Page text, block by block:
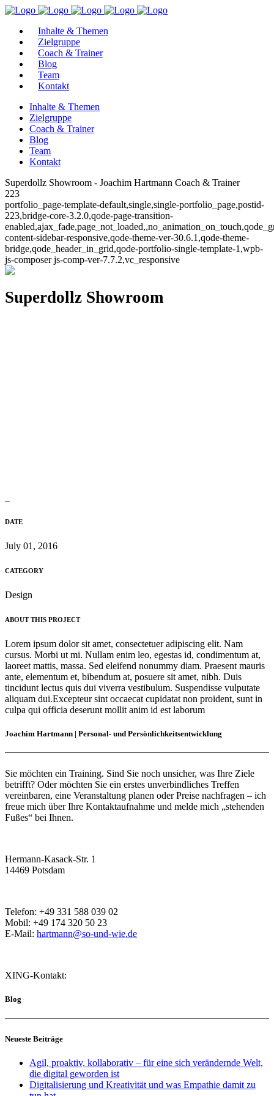
Inhalte & Themen
Zielgruppe
Coach & Trainer
Blog
Team
Kontakt
Inhalte & Themen
Zielgruppe
Coach & Trainer
Blog
Team
Kontakt
Superdollz Showroom - Joachim Hartmann Coach & Trainer
223
portfolio_page-template-default,single,single-portfolio_page,postid-
223,bridge-core-3.2.0,qode-page-transition-
content-sidebar-responsive,qode-theme-ver-30.6.1,qode-theme-
bridge,qode_header_in_grid,qode-portfolio-single-template-1,wpb-
js-composer js-comp-ver-7.7.2,vc_responsive
Superdollz Showroom
DATE
July 01, 2016
CATEGORY
Design
ABOUT THIS PROJECT
Lorem ipsum dolor sit amet, consectetuer adipiscing elit. Nam
cursus. Morbi ut mi. Nullam enim leo, egestas id, condimentum at,
laoreet mattis, massa. Sed eleifend nonummy diam. Praesent mauris
ante, elementum et, bibendum at, posuere sit amet, nibh. Duis
tincidunt lectus quis dui viverra vestibulum. Suspendisse vulputate
aliquam dui.Excepteur sint occaecat cupidatat non proident, sunt in
culpa qui officia deserunt mollit anim id est laborum
Joachim Hartmann | Personal- und Persönlichkeitsentwicklung
Sie möchten ein Training. Sind Sie noch unsicher, was Ihre Ziele
betrifft? Oder möchten Sie ein erstes unverbindliches Treffen
vereinbaren, eine Veranstaltung planen oder Preise nachfragen – ich
freue mich über Ihre Kontaktaufnahme und melde mich „stehenden
Fußes“ bei Ihnen.
Hermann-Kasack-Str. 1
14469 Potsdam
Telefon: +49 331 588 039 02
Mobil: +49 174 320 50 23
E-Mail: hartmann@so-und-wie.de
XING-Kontakt:
Blog
Neueste Beiträge
Agil, proaktiv, kollaborativ – für eine sich verändernde Welt,
die digital geworden ist
Digitalisierung und Kreativität und was Empathie damit zu